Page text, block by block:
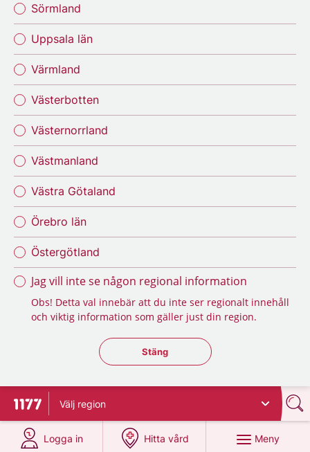
Sörmland
Uppsala län
Värmland
Västerbotten
Västernorrland
Västmanland
Västra Götaland
Örebro län
Östergötland
Jag vill inte se någon regional information
Obs! Detta val innebär att du inte ser regionalt innehåll
och viktig information som gäller just din region.
Stäng regionsväljaren
Stäng
Till startsidan för 1177
Välj region
Logga in
på 1177.se
Hitta vård
på 1177.se
Meny